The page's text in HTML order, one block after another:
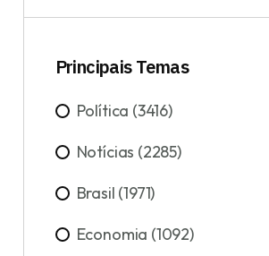
Principais Temas
Política (3416)
Notícias (2285)
Brasil (1971)
Economia (1092)